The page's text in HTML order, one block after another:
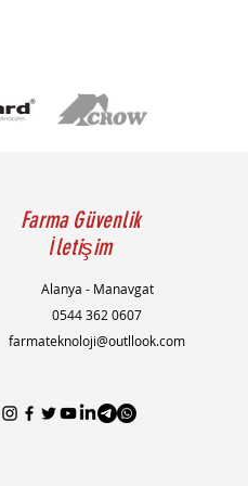
Farma Güvenlik
İletişim
Alanya - Manavgat
0544 362 0607
farmateknoloji@outllook.com